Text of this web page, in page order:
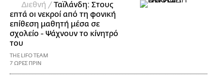
Διεθνή /Ταϊλάνδη: Στους
επτά οι νεκροί από τη φονική
επίθεση μαθητή μέσα σε
σχολείο - Ψάχνουν το κίνητρό
του
THE LIFO TEAM
7 ΩΡΕΣ ΠΡΙΝ